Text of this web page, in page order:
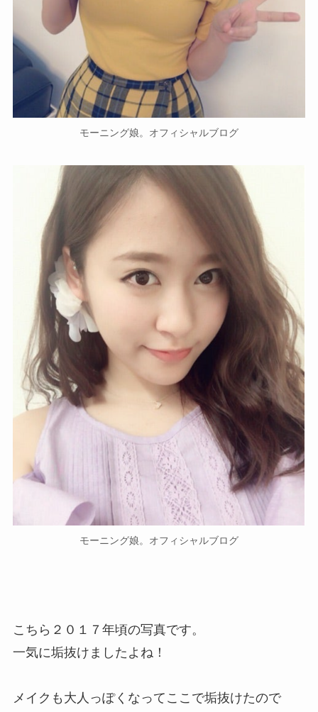
モーニング娘。オフィシャルブログ
モーニング娘。オフィシャルブログ
こちら２０１７年頃の写真です。
一気に垢抜けましたよね！
メイクも大人っぽくなってここで垢抜けたので